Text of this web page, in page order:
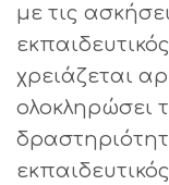
με τις
χρειάζεται
ολοκληρώσει